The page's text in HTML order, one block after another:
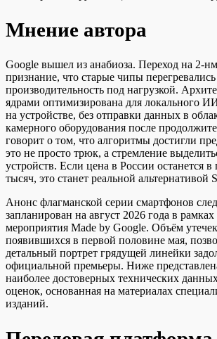
Мнение автора
Google вышел из анабиоза. Переход на 2-
признание, что старые чипы
производительность под нагрузкой.
ядрами оптимизирована для локального
на устройстве, без отправки данных в
камерного оборудования после
говорит о том, что алгоритмы достигли
это не просто трюк, а стремление
устройств. Если цена в России останется в
тысяч, это станет реальной альтернативой
Анонс флагманской серии смартфонов
запланирован на август 2026 года в
мероприятия Made by Google. Объём
появившихся в первой половине мая,
детальный портрет грядущей линейки
официальной премьеры. Ниже
наиболее достоверных технических
оценок, основанная на материалах
изданий.